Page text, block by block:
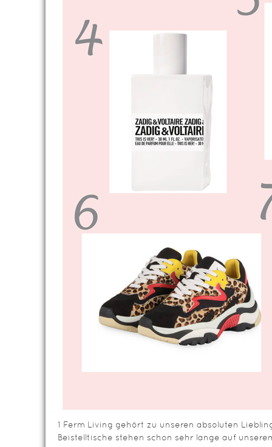
1 Ferm Living gehört zu unseren absoluten
Beistelltische stehen schon sehr lange auf